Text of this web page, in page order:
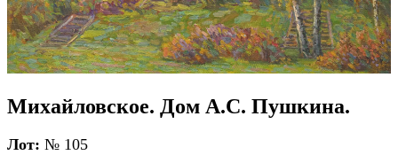
Михайловское. Дом А.С. Пушкина.
Лот: № 105